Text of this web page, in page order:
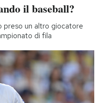
il baseball?
preso un altro giocatore
di fila